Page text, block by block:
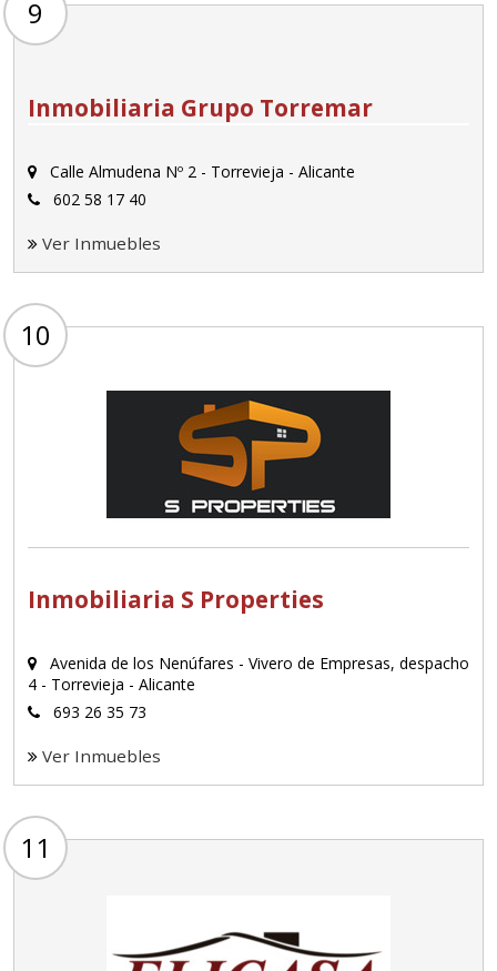
9
Inmobiliaria Grupo Torremar
Calle Almudena Nº 2 - Torrevieja - Alicante
602 58 17 40
Ver Inmuebles
10
Inmobiliaria S Properties
Avenida de los Nenúfares - Vivero de Empresas, despacho
4 - Torrevieja - Alicante
693 26 35 73
Ver Inmuebles
11